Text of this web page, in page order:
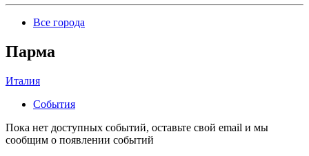
Все города
Парма
Италия
События
Пока нет доступных событий, оставьте свой email и мы
сообщим о появлении событий